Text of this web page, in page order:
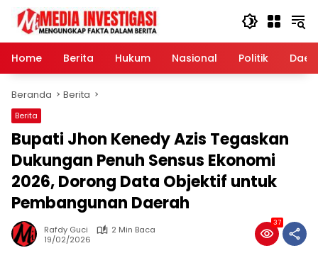
Langsung
konten
Home
Berita Hukum Nasional Politik
Beranda Berita
Berita
Bupati Jhon Kenedy Azis Tegaskan
Dukungan Penuh Sensus Ekonomi
2026, Dorong Data Objektif untuk
Pembangunan Daerah
Rafdy Guci
2 Min Baca
19/02/2026
37